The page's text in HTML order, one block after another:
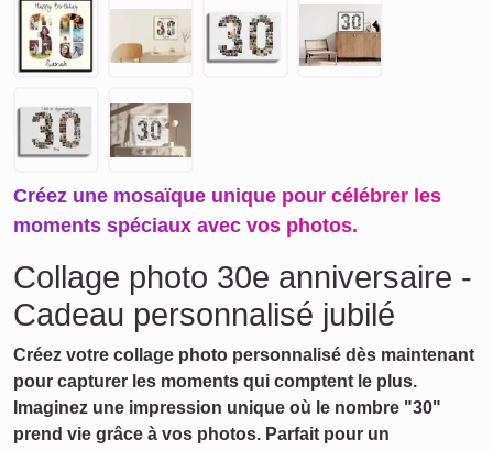
Créez une mosaïque unique pour célébrer les
moments spéciaux avec vos photos.
Collage photo 30e anniversaire -
Cadeau personnalisé jubilé
Créez votre collage photo personnalisé dès maintenant
pour capturer les moments qui comptent le plus.
Imaginez une impression unique où le nombre "30"
prend vie grâce à vos photos. Parfait pour un